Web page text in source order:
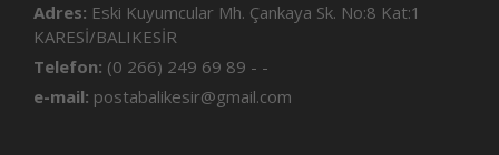
Adres: Eski Kuyumcular Mh. Çankaya Sk. No:8 Kat:1
KARESİ/BALIKESİR
Telefon: (0 266) 249 69 89 - -
e-mail: postabalikesir@gmail.com